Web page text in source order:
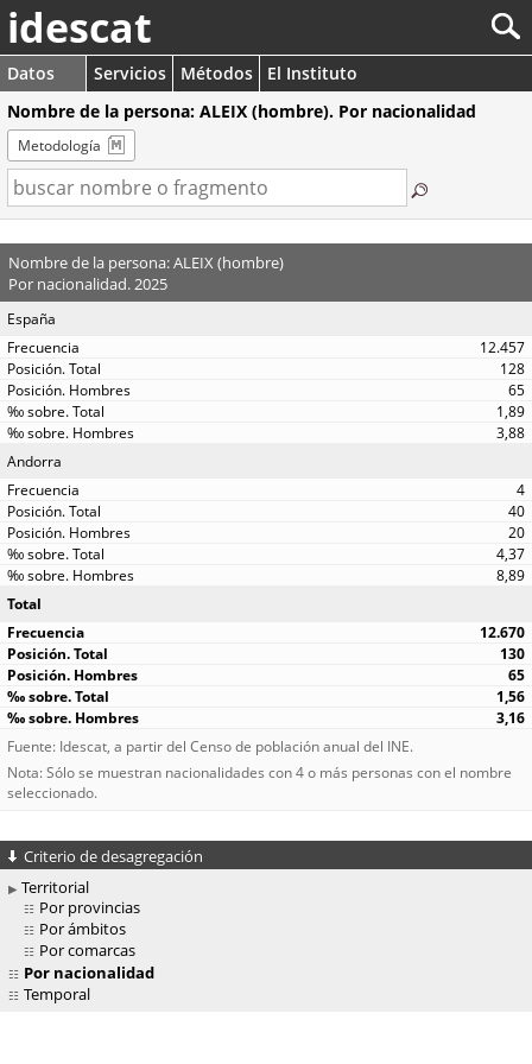
idescat
Datos Servicios Métodos
El Instituto
Nombre de la persona: ALEIX (hombre). Por nacionalidad
Metodología
Nombre de la persona: ALEIX (hombre)
Por nacionalidad. 2025
España
12.457
128
65
1,89
3,88
Andorra
4
40
20
4,37
8,89
Total
12.670
130
65
1,56
3,16
Fuente: Idescat, a partir del Censo de población anual del INE.
Nota: Sólo se muestran nacionalidades con 4 o más personas con el nombre
seleccionado.
Criterio de desagregación
Territorial
Por provincias
Por ámbitos
Por comarcas
Por nacionalidad
Temporal